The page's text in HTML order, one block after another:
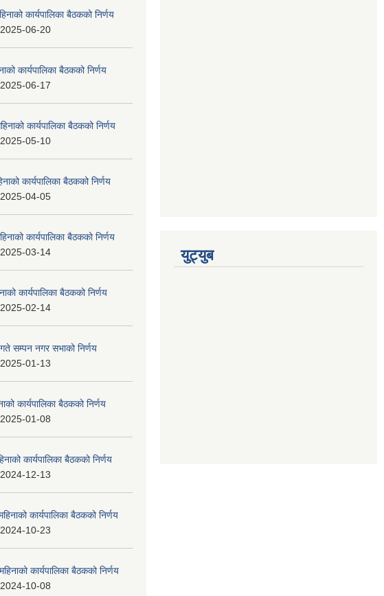
कार्यपालिका बैठकको निर्णय
2025-06-20
कार्यपालिका बैठकको निर्णय
2025-06-17
कार्यपालिका बैठकको निर्णय
2025-05-10
कार्यपालिका बैठकको निर्णय
2025-04-05
कार्यपालिका बैठकको निर्णय
2025-03-14
कार्यपालिका बैठकको निर्णय
2025-02-14
सम्प‍न नगर सभाको निर्णय
2025-01-13
कार्यपालिका बैठकको निर्णय
2025-01-08
कार्यपालिका बैठकको निर्णय
2024-12-13
कार्यपालिका बैठकको निर्णय
2024-10-23
कार्यपालिका बैठकको निर्णय
2024-10-08
युट्युब